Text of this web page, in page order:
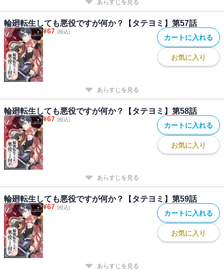
あらすじを見る
輪廻転生しても悪役ですが何か？【タテヨミ】第57話
¥67 (税込)
カートに入れる
お気に入り
あらすじを見る
輪廻転生しても悪役ですが何か？【タテヨミ】第58話
¥67 (税込)
カートに入れる
お気に入り
あらすじを見る
輪廻転生しても悪役ですが何か？【タテヨミ】第59話
¥67 (税込)
カートに入れる
お気に入り
あらすじを見る